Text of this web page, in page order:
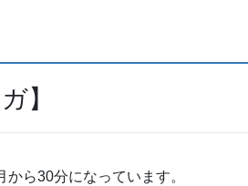
】
ら30分になっています。